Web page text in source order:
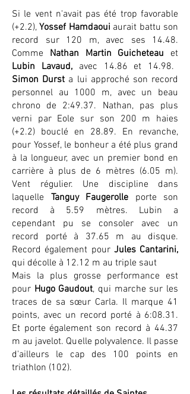
Si le vent n'avait pas été trop favorable
(+2.2),Yossef Hamdaoui aurait battu son
record sur 120 m, avec ses 14.48.
Comme Nathan Martin Guicheteau et
Lubin Lavaud,avec 14.86 et 14.98.
Simon Durst a lui approché son record
personnel au 1000 m, avec un beau
chrono de 2:49.37. Nathan, pas plus
verni par Eole sur son 200 m haies
(+2.2) bouclé en 28.89. En revanche,
pour Yossef, le bonheur a été plus grand
à la longueur, avec un premier bond en
carrière à plus de 6 mètres (6.05 m).
Vent régulier. Une discipline dans
laquelle Tanguy Faugerolle porte son
record à 5.59 mètres. Lubin a
cependant pu se consoler avec un
record porté à 37.65 m au disque.
Record également pour Jules Cantarini,
qui décolle à 12.12 m au triple saut
Mais la plus grosse performance est
pour Hugo Gaudout, qui marche sur les
traces de sa sœur Carla. Il marque 41
points, avec un record porté à 6:08.31.
Et porte également son record à 44.37
m au javelot. Quelle polyvalence. Il passe
d'ailleurs le cap des 100 points en
triathlon (102).